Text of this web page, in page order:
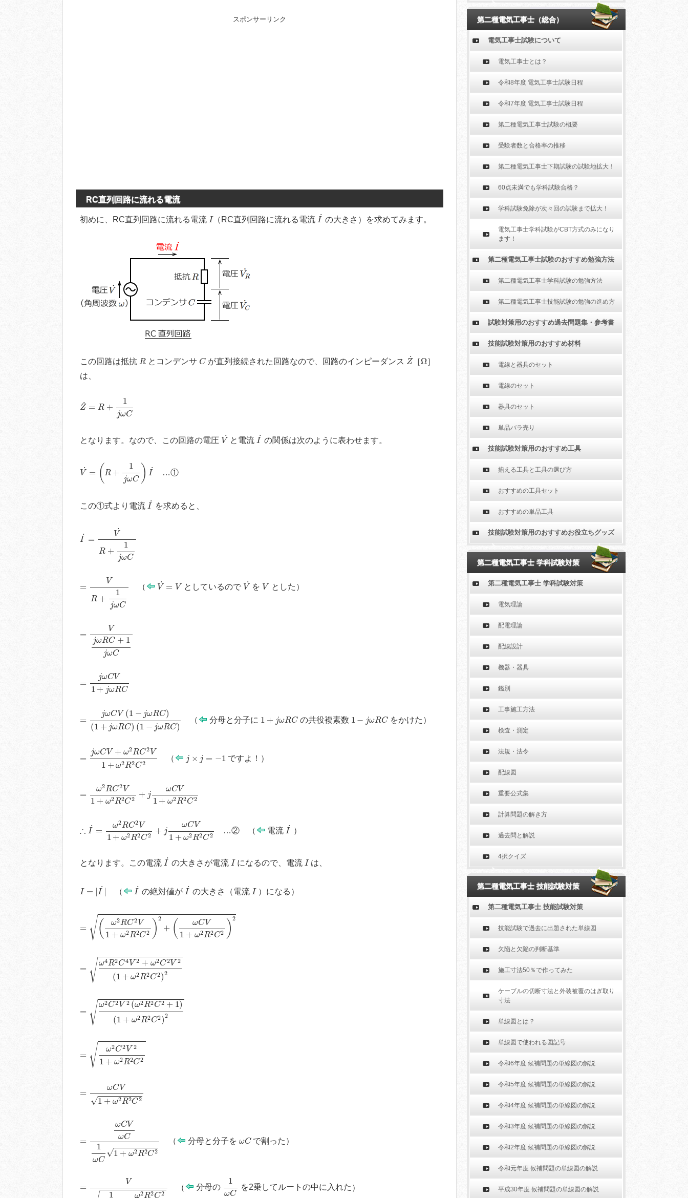
スポンサーリンク
RC直列回路に流れる電流
初めに、RC直列回路に流れる電流 I
I（RC直列回路に流れる電流 ˙
I
I˙
の大きさ）を求めてみます。
この回路は抵抗 R
R とコンデンサ C
Cが直列接続された回路なので、回路のインピーダンス ˙
Z
Z˙
［Ω
Ω］
は、
˙
Z = R +
1
jωC
C
となります。なので、この回路の電圧 ˙
V
V
と電流 ˙
I
˙
の関係は次のように表わせます。
˙
V = (R +
1
jωC ) ˙
I
R+ )I
…①
この①式より電流 ˙
I
˙
を求めると、
˙
I =
˙
V
R +
1
jωC
ω
=
V
R +
1
jωC
jω
（ ˙
V = V
V˙ V
としているので ˙
V
V˙
を V
V とした ）
=
V
jωRC + 1
jωC
C+
=
jωCV
1 + jωRC
V 1+jω
=
jωCV (1 − jωRC)
(1 + jωRC) (1 − jωRC)
V 1−jωR 1 +jωR
（ 分母と分子に 1 + jωRC
1 + ωR C の共役複素数 1 − jωRC
1 ωR C をかけた ）
=
jωCV + ω2RC2 V
1 + ω2R2C2
ωC V+ω 2 C 2V1+ω
（ j × j = −1
j×j = − ですよ！ ）
=
ω2RC2 V
1 + ω2R2C2 + j
ωCV
1 + ω2R2C2
RC2 V1+ω ωCV
∴ ˙
I =
ω2RC2 V
1 + ω2R2C2 + j
ωCV
1 + ω2R2C2
C 2V1+ω CV1
…② （ 電流 ˙
I
I˙
）
となります。この電流 ˙
I
I˙
の大きさが電流 I
Iになるので、電流 I
Iは、
I = |˙
I
I= |
（ ˙
I
I˙
の絶対値が ˙
I
I˙
の大きさ（電流 I
I）になる ）
= √( ω2RC2 V
1 + ω2R2C2 ) 2
+ ( ωCV
1 + ω2R2C2 ) 2
2RC2V1+ω2R2C2)2+(ωCV1+ω2R2C
= √ω4R2C4 V 2 + ω2C2V 2
(1 + ω2R2C2)2
R2C4V2+ω2C2V2(1+ω
= √ ω2C2 V 2 (ω2R2C2 + 1)
(1 + ω2R2C2)2
C2V2(ω2R2C2+1)(1+ω
= √ ω2C2 V 2
1 + ω2R2C2
C2V21+ω2R2
=
ωCV
√1 + ω2R2C2
ω2R
=
ωCV
ωC
1
ωC
√1 + ω2R2C2
1ωC
（ 分母と分子を ωC
ωCで割った ）
=
V
1 ω2R2C2
ω2
（ 分母の
1
ωC
ω
を2乗してルートの中に入れた ）
第二種電気工事士（総合）
電気工事士試験について
電気工事士とは？
令和8年度 電気工事士試験日程
令和7年度 電気工事士試験日程
第二種電気工事士試験の概要
受験者数と合格率の推移
第二種電気工事士下期試験の試験地拡大！
60点未満でも学科試験合格？
学科試験免除が次々回の試験まで拡大！
電気工事士学科試験がCBT方式のみになり
ます！
第二種電気工事士試験のおすすめ勉強方法
第二種電気工事士学科試験の勉強方法
第二種電気工事士技能試験の勉強の進め方
試験対策用のおすすめ過去問題集・参考書
技能試験対策用のおすすめ材料
電線と器具のセット
電線のセット
器具のセット
単品バラ売り
技能試験対策用のおすすめ工具
揃える工具と工具の選び方
おすすめの工具セット
おすすめの単品工具
技能試験対策用のおすすめお役立ちグッズ
第二種電気工事士 学科試験対策
第二種電気工事士 学科試験対策
電気理論
配電理論
配線設計
機器・器具
鑑別
工事施工方法
検査・測定
法規・法令
配線図
重要公式集
計算問題の解き方
過去問と解説
4択クイズ
第二種電気工事士 技能試験対策
第二種電気工事士 技能試験対策
技能試験で過去に出題された単線図
欠陥と欠陥の判断基準
施工寸法50％で作ってみた
ケーブルの切断寸法と外装被覆のはぎ取り
寸法
単線図とは？
単線図で使われる図記号
令和6年度 候補問題の単線図の解説
令和5年度 候補問題の単線図の解説
令和4年度 候補問題の単線図の解説
令和3年度 候補問題の単線図の解説
令和2年度 候補問題の単線図の解説
令和元年度 候補問題の単線図の解説
平成30年度 候補問題の単線図の解説